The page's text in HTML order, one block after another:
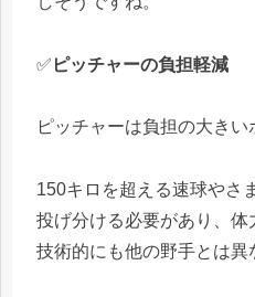
✅ ピッチャーの負担軽減
ピッチャーは負担の大きい
150キロを超える速球やさ
投げ分ける必要があり、体
技術的にも他の野手とは異